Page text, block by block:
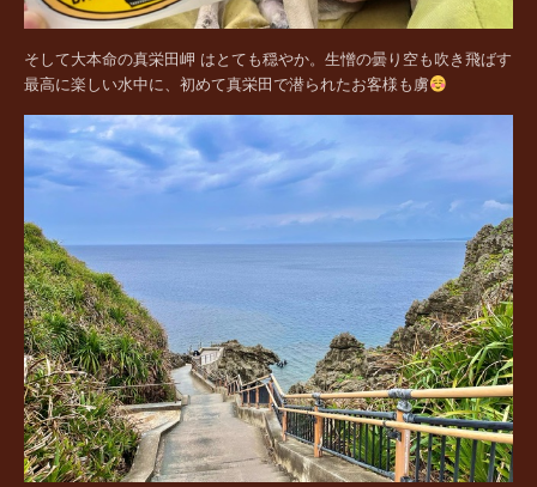
そして大本命の真栄田岬 はとても穏やか。生憎の曇り空も吹き飛ばす
最高に楽しい水中に、初めて真栄田で潜られたお客様も虜